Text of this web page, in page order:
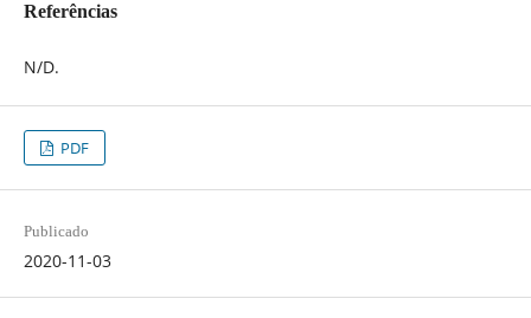
Referências
N/D.
PDF
Publicado
2020-11-03